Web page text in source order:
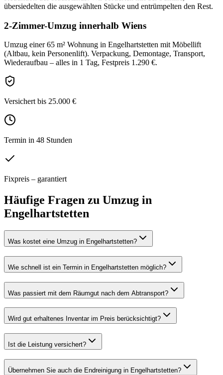
übersiedelten die ausgewählten Stücke und entrümpelten den Rest.
2-Zimmer-Umzug innerhalb Wiens
Umzug einer 65 m² Wohnung in Engelhartstetten mit Möbellift
(Altbau, kein Personenlift). Verpackung, Demontage, Transport,
Wiederaufbau – alles in 1 Tag, Festpreis 1.290 €.
Versichert bis 25.000 €
Termin in 48 Stunden
Fixpreis – garantiert
Häufige Fragen zu Umzug in
Engelhartstetten
Was kostet eine Umzug in Engelhartstetten?
Wie schnell ist ein Termin in Engelhartstetten möglich?
Was passiert mit dem Räumgut nach dem Abtransport?
Wird gut erhaltenes Inventar im Preis berücksichtigt?
Ist die Leistung versichert?
Übernehmen Sie auch die Endreinigung in Engelhartstetten?